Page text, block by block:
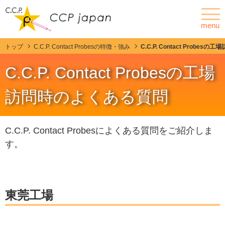
menu
ニュース 会社情報
ポゴピンとは
製品情報
カスタマイズ
技術紹介
トップ C.C.P. Contact Probesの特徴・強み C.C.P. Contact Probesの工場
C.C.P. Contact Probesの工場
訪問時のよくある質問
C.C.P. Contact Probesによくある質問をご紹介しま
す。
東莞工場